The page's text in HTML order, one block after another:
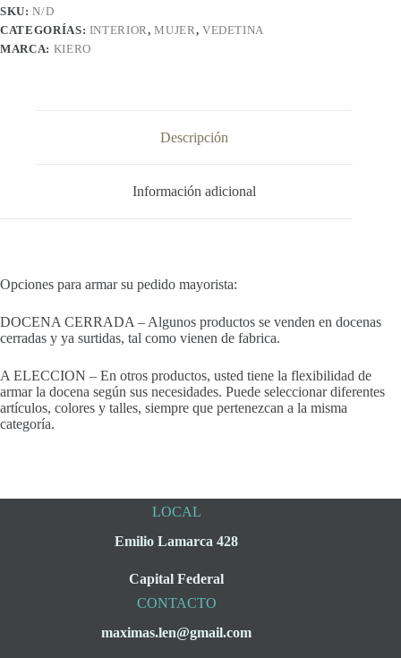
SKU:N/D
CATEGORÍAS: INTERIOR,MUJER, VEDETINA
MARCA: KIERO
Descripción
Información adicional
Opciones para armar su pedido mayorista:
DOCENA CERRADA – Algunos productos se venden en docenas
cerradas y ya surtidas, tal como vienen de fabrica.
A ELECCION – En otros productos, usted tiene la flexibilidad de
armar la docena según sus necesidades. Puede seleccionar diferentes
artículos, colores y talles, siempre que pertenezcan a la misma
categoría.
LOCAL
Emilio Lamarca 428
Capital Federal
CONTACTO
maximas.len@gmail.com